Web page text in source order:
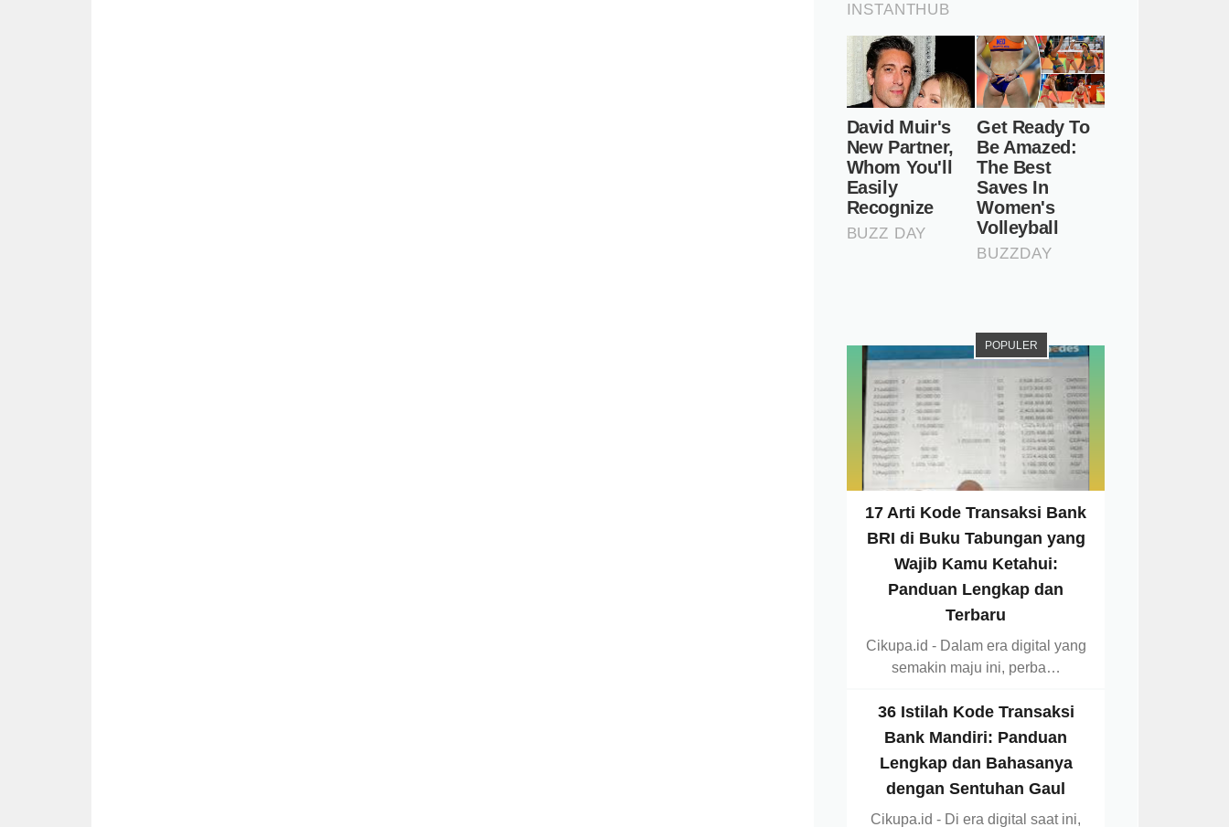
POPULER
17 Arti Kode Transaksi Bank
BRI di Buku Tabungan yang
Wajib Kamu Ketahui:
Panduan Lengkap dan
Terbaru
Cikupa.id - Dalam era digital yang
semakin maju ini, perba…
36 Istilah Kode Transaksi
Bank Mandiri: Panduan
Lengkap dan Bahasanya
dengan Sentuhan Gaul
Cikupa.id - Di era digital saat ini,